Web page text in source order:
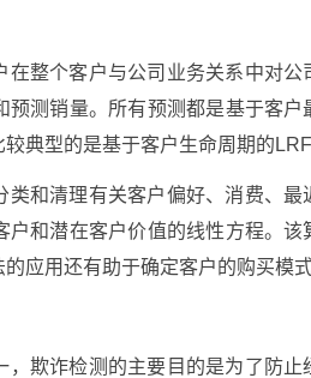
整个客户与公司业务关系中对
测销量。所有预测都是基于客
典型的是基于客户生命周期的
和清理有关客户偏好、消费、
户和潜在客户价值的线性方程。
应用还有助于确定客户的购买模式
，欺诈检测的主要目的是为了防